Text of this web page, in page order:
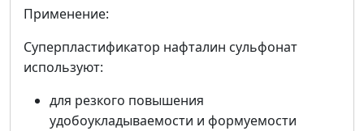
Применение:
Суперпластификатор нафталин сульфонат
используют:
для резкого повышения
удобоукладываемости и формуемости